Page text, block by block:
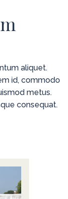
aliquet.
id, commodo
metus.
consequat.